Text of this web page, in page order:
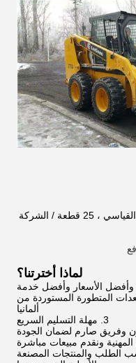
تفاصيل التغليف: صندوق كرتون التصدير القياسي ، 25 قطعة / الشركة
لماذا أخترتنا؟
المتطورة المستوردة من
ألمانيا
3. مهلة التسليم السريع
الطلب والمنتجات المصنعة